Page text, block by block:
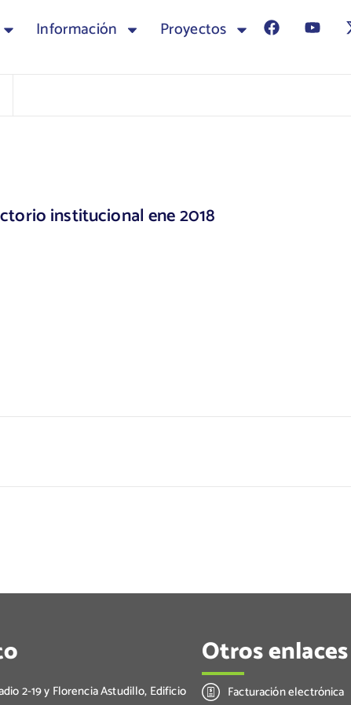
Información Proyectos
institucional ene 2018
2-19 y Florencia Astudillo, Edificio
Otros enlaces
Facturación electrónica